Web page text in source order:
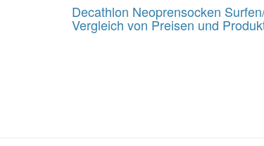
Decathlon Neoprensocken
Vergleich von Preisen und